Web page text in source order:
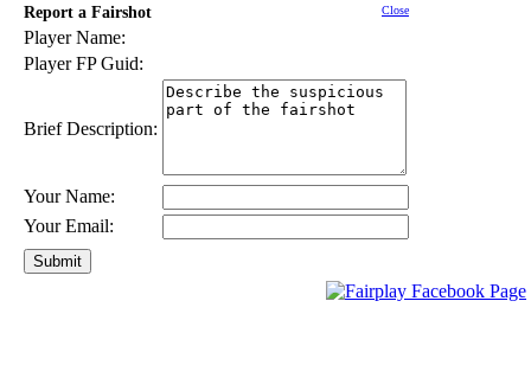
Report a Fairshot Close
Player Name:
Player FP Guid:
Brief Description:
Your Name:
Your Email: